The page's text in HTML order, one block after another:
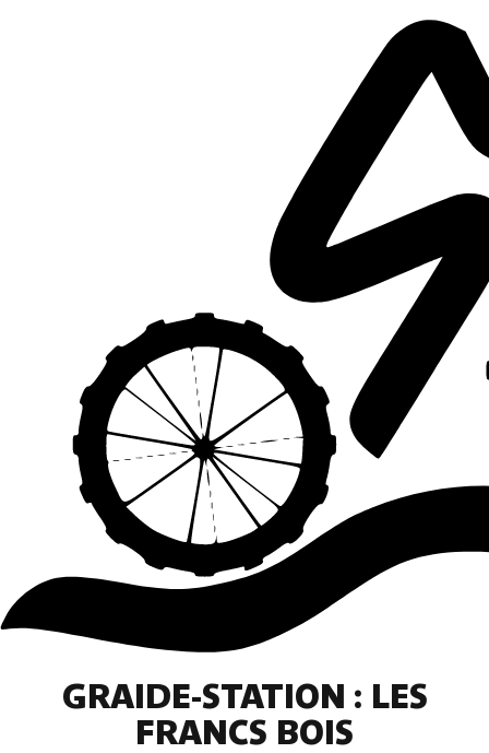
GRAIDE-STATION : LES
FRANCS BOIS